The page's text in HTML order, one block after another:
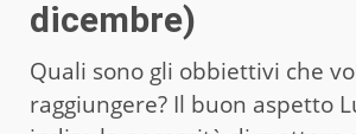
dicembre)
Quali sono gli obbiettivi che
raggiungere? Il buon aspetto